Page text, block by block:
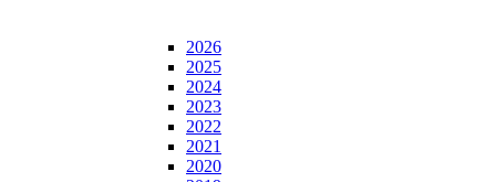
2026
2025
2024
2023
2022
2021
2020